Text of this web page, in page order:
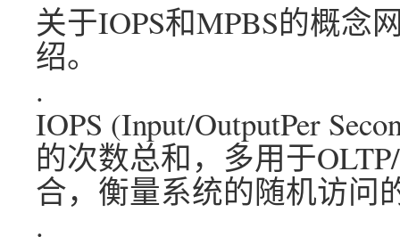
关于IOPS和MPBS的概念
绍。
.
IOPS (Input/OutputPer
的次数总和，多用于
合，衡量系统的随机访问
.